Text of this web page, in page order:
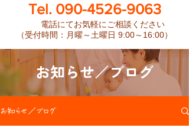
​Tel. 090-4526-9063
電話にてお気軽にご相談ください
（受付時間：月曜～土曜日 9:00～16:00）
お知らせ／ブログ
お知らせ／ブログ